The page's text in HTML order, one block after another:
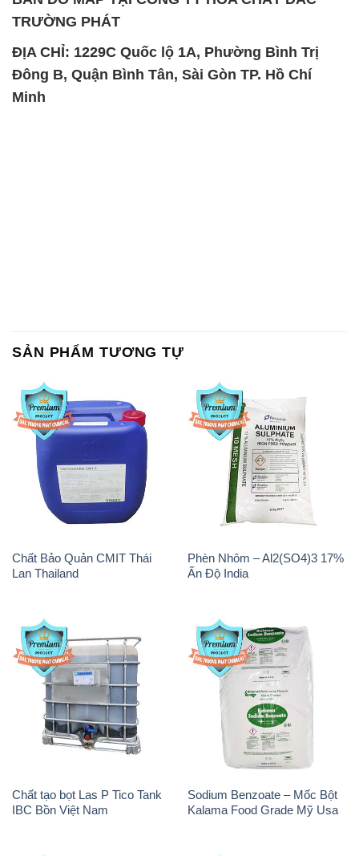
Chất Bảo Quản CMIT Thái
Lan Thailand
Phèn Nhôm – Al2(SO4)3 17%
Ấn Độ India
Chất tạo bọt Las P Tico Tank
IBC Bồn Việt Nam
Sodium Benzoate – Mốc Bột
Kalama Food Grade Mỹ Usa